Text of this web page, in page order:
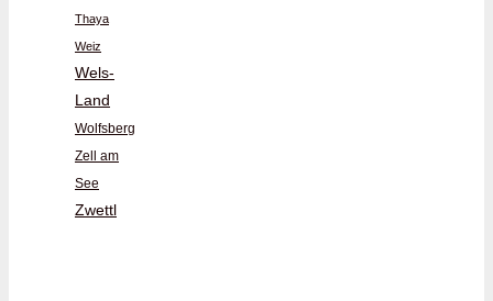
Thaya
Weiz
Wels-
Land
Wolfsberg
Zell am
See
Zwettl